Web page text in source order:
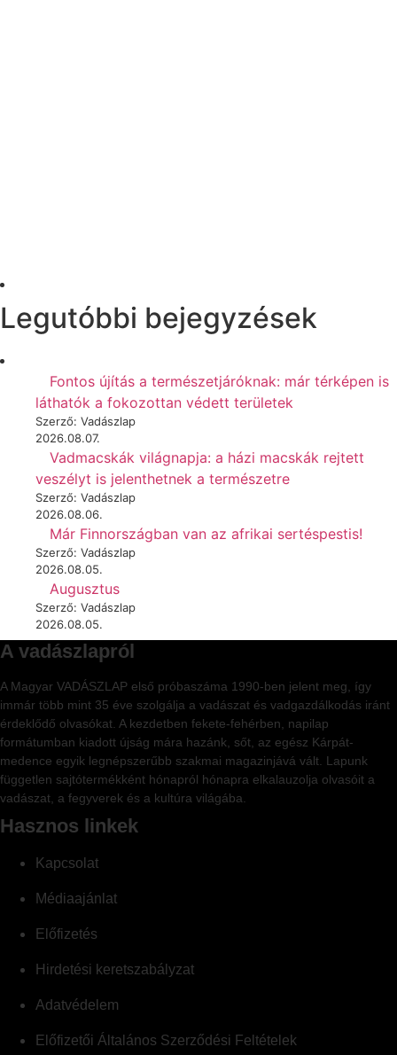
Legutóbbi bejegyzések
Fontos újítás a természetjáróknak: már térképen is
láthatók a fokozottan védett területek
Szerző: Vadászlap
2026.08.07.
Vadmacskák világnapja: a házi macskák rejtett
veszélyt is jelenthetnek a természetre
Szerző: Vadászlap
2026.08.06.
Már Finnországban van az afrikai sertéspestis!
Szerző: Vadászlap
2026.08.05.
Augusztus
Szerző: Vadászlap
2026.08.05.
A vadászlapról
A Magyar VADÁSZLAP első próbaszáma 1990-ben jelent meg, így
immár több mint 35 éve szolgálja a vadászat és vadgazdálkodás iránt
érdeklődő olvasókat. A kezdetben fekete-fehérben, napilap
formátumban kiadott újság mára hazánk, sőt, az egész Kárpát-
medence egyik legnépszerűbb szakmai magazinjává vált. Lapunk
független sajtótermékként hónapról hónapra elkalauzolja olvasóit a
vadászat, a fegyverek és a kultúra világába.
Hasznos linkek
Kapcsolat
Médiaajánlat
Előfizetés
Hirdetési keretszabályzat
Adatvédelem
Előfizetői Általános Szerződési Feltételek